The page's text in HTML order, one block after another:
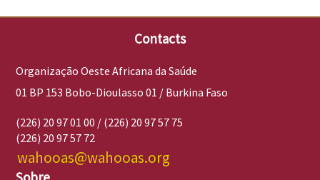
Contacts
Organização Oeste Africana da Saúde
01 BP 153 Bobo-Dioulasso 01 / Burkina Faso
(226) 20 97 01 00 / (226) 20 97 57 75
(226) 20 97 57 72
wahooas@wahooas.org